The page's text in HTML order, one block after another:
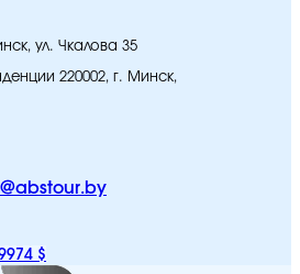
ул. Чкалова 35
220002, г. Минск,
$